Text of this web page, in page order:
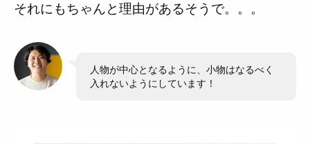
それにもちゃんと理由があるそうで。。。
人物が中心となるように、小物はなるべく
入れないようにしています！